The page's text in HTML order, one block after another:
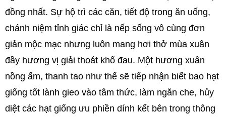
đồng nhất. Sự hộ trì các căn, tiết độ trong ăn uống,
chánh niệm tỉnh giác chỉ là nếp sống vô cùng đơn
giản mộc mạc nhưng luôn mang hơi thở mùa xuân
đầy hương vị giải thoát khổ đau. Một hương xuân
nồng ấm, thanh tao như thế sẽ tiếp nhận biết bao hạt
giống tốt lành gieo vào tâm thức, làm ngăn che, hủy
diệt các hạt giống ưu phiền dính kết bên trong thông